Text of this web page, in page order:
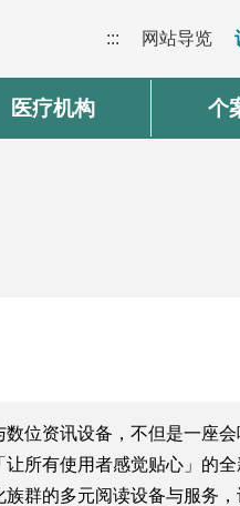
::: 网站导览
医疗机构 个
位资讯设备，不但是一座
所有使用者感觉贴心」的
群的多元阅读设备与服务